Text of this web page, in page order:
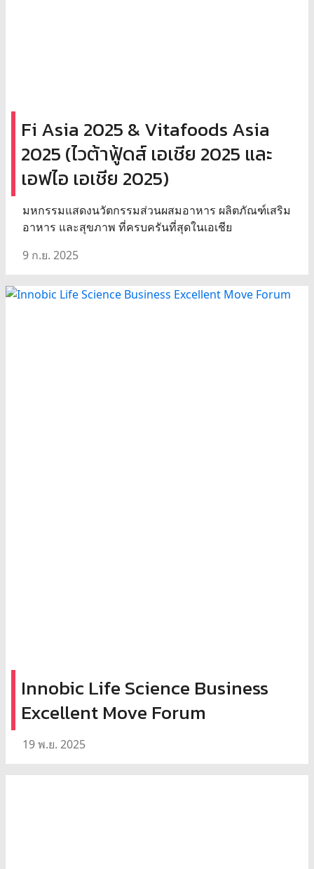
Fi Asia 2025 & Vitafoods Asia
2025 (ไวต้าฟู้ดส์ เอเชีย 2025 และ
เอฟไอ เอเชีย 2025)
มหกรรมแสดงนวัตกรรมส่วนผสมอาหาร ผลิตภัณฑ์เสริม
อาหาร และสุขภาพ ที่ครบครันที่สุดในเอเชีย
9 ก.ย. 2025
Innobic Life Science Business
Excellent Move Forum
19 พ.ย. 2025